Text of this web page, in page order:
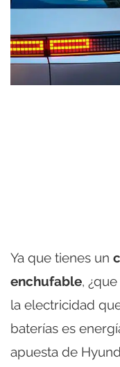
Ya que tienes un
enchufable,
la electricidad
baterías es
apuesta de